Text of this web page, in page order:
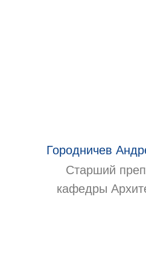
Городничев
Старший
кафедры